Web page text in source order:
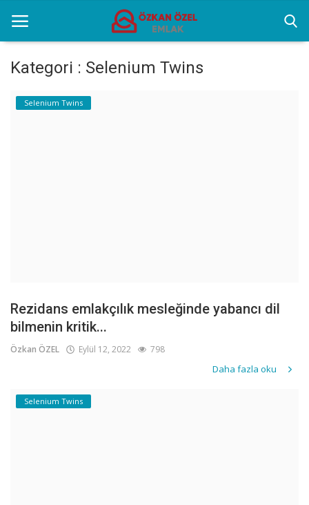
Anasayfa
Kategori : Selenium Twins
Selenium Twins
Rezidans emlakçılık mesleğinde yabancı dil
bilmenin kritik...
Özkan ÖZEL Eylül 12, 2022 798
Daha fazla oku
Selenium Twins